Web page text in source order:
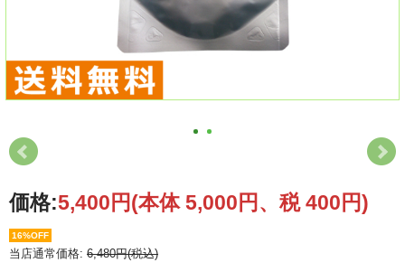
価格:5,400円(本体 5,000円、税 400円)
16%OFF
当店通常価格: 6,480円(税込)